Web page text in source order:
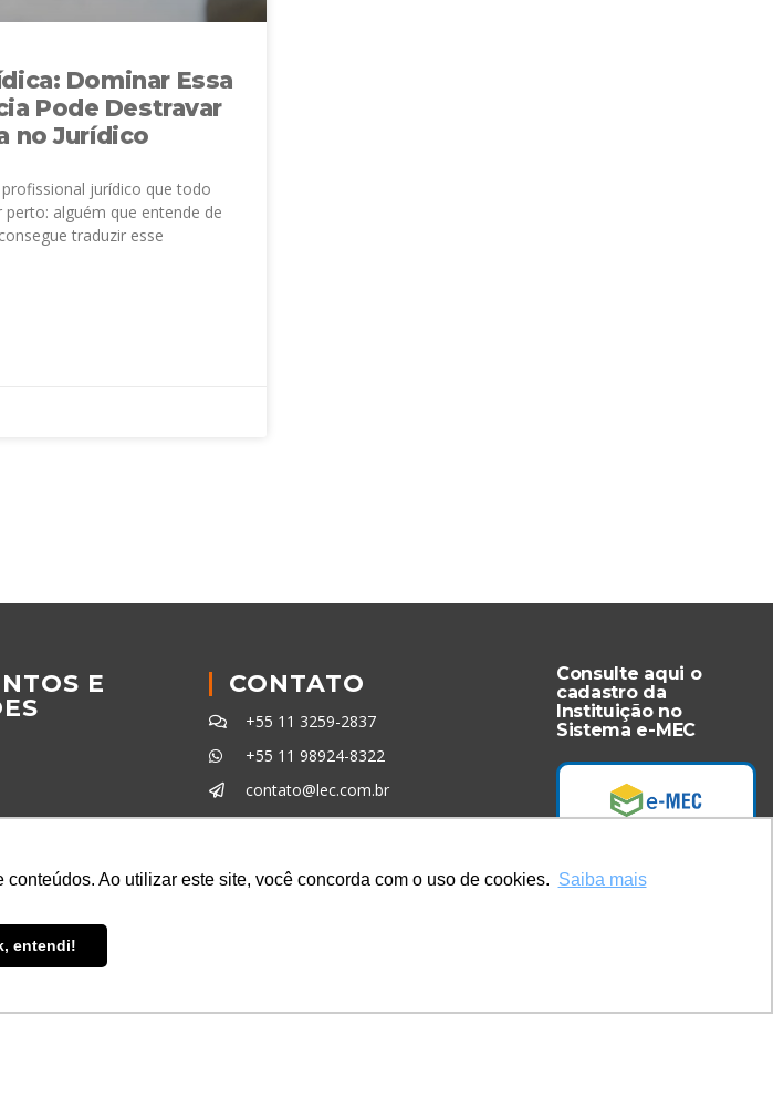
Ao utilizar este site, você concorda com o uso de cookies. Saiba mais
entendi!
Dominar Essa
Pode Destravar
no Jurídico
jurídico que todo
alguém que entende de
traduzir esse
E
CONTATO
+55 11 3259-2837
+55 11 98924-8322
contato@lec.com.br
Ferramenta Antifraude
Consulte aqui o
cadastro da
Instituição no
Sistema e-MEC